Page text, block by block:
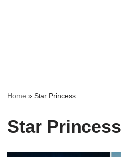
Home » Star Princess
Star Princess